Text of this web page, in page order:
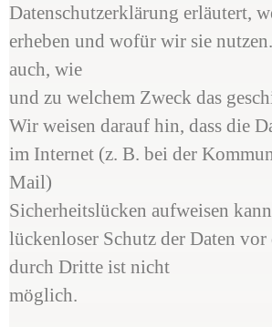
Datenschutzerklärung erläutert,
erheben und wofür wir sie
auch, wie
und zu welchem Zweck das
Wir weisen darauf hin, dass die
im Internet (z. B. bei der
Mail)
Sicherheitslücken aufweisen
lückenloser Schutz der Daten
durch Dritte ist nicht
möglich.